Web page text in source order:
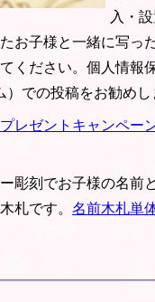
入・
お子様と一緒に写っ
ください。個人情報
での投稿をお勧めし
レゼントキャンペー
彫刻でお子様の名前
札です。 名前木札単